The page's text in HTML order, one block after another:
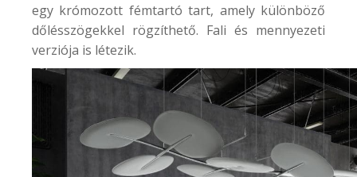
egy krómozott fémtartó tart, amely különböző
dőlésszögekkel rögzíthető. Fali és mennyezeti
verziója is létezik.